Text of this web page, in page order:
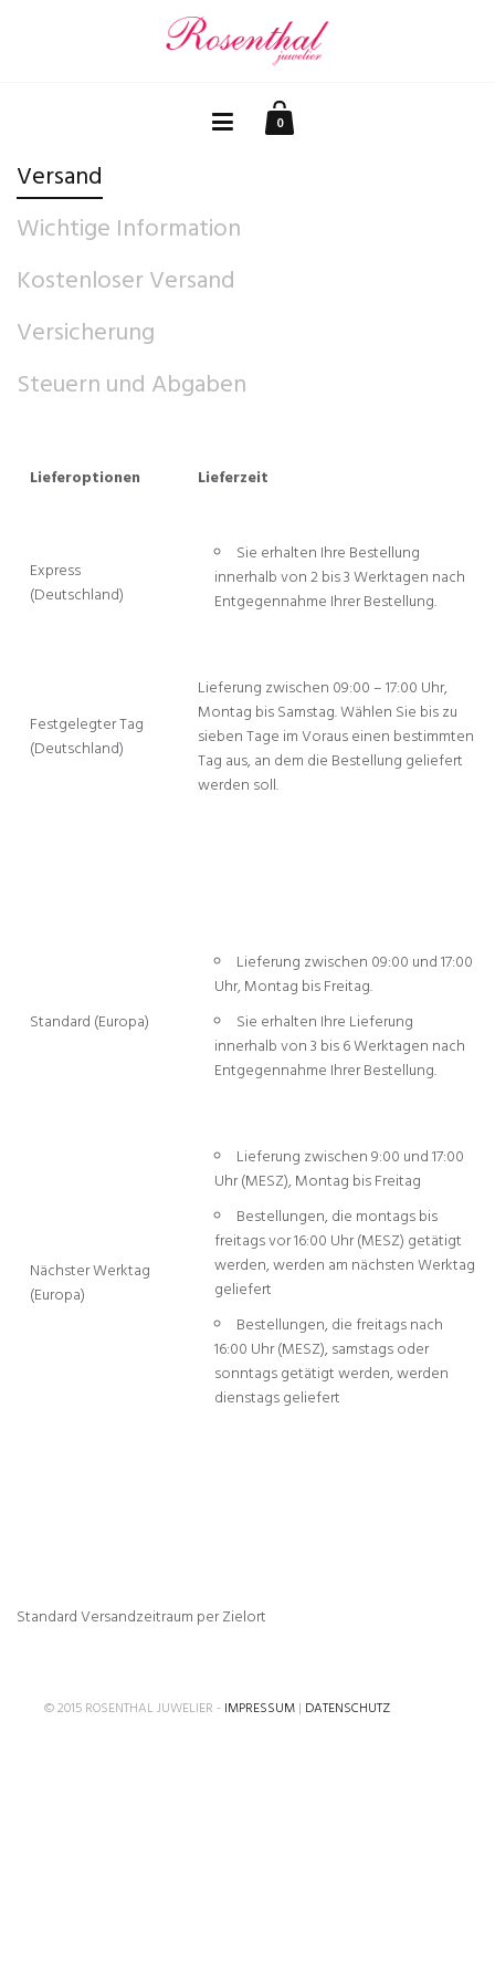
0
Versand
Wichtige Information
Kostenloser Versand
Versicherung
Steuern und Abgaben
Lieferoptionen Lieferzeit
Express
(Deutschland)
Sie erhalten Ihre Bestellung
innerhalb von 2 bis 3 Werktagen nach
Entgegennahme Ihrer Bestellung.
Festgelegter Tag
(Deutschland)
Lieferung zwischen 09:00 – 17:00 Uhr,
Montag bis Samstag. Wählen Sie bis zu
sieben Tage im Voraus einen bestimmten
Tag aus, an dem die Bestellung geliefert
werden soll.
Standard (Europa)
Lieferung zwischen 09:00 und 17:00
Uhr, Montag bis Freitag.
Sie erhalten Ihre Lieferung
innerhalb von 3 bis 6 Werktagen nach
Entgegennahme Ihrer Bestellung.
Nächster Werktag
(Europa)
Lieferung zwischen 9:00 und 17:00
Uhr (MESZ), Montag bis Freitag
Bestellungen, die montags bis
freitags vor 16:00 Uhr (MESZ) getätigt
werden, werden am nächsten Werktag
geliefert
Bestellungen, die freitags nach
16:00 Uhr (MESZ), samstags oder
sonntags getätigt werden, werden
dienstags geliefert
Standard Versandzeitraum per Zielort
© 2015 ROSENTHAL JUWELIER - IMPRESSUM | DATENSCHUTZ